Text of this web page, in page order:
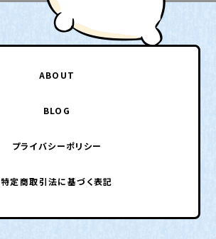
ABOUT
BLOG
プライバシーポリシー
特定商取引法に基づく表記